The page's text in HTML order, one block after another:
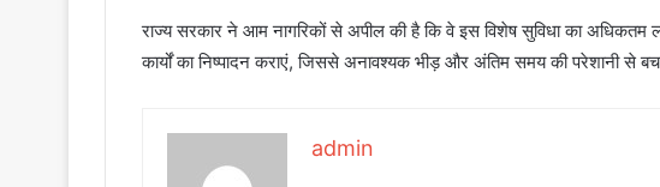
राज्य सरकार ने आम नागरिकों से अपील की है कि वे इस विशेष सुविधा का अधिकतम
कार्यों का निष्पादन कराएं, जिससे अनावश्यक भीड़ और अंतिम समय की परेशानी से
admin